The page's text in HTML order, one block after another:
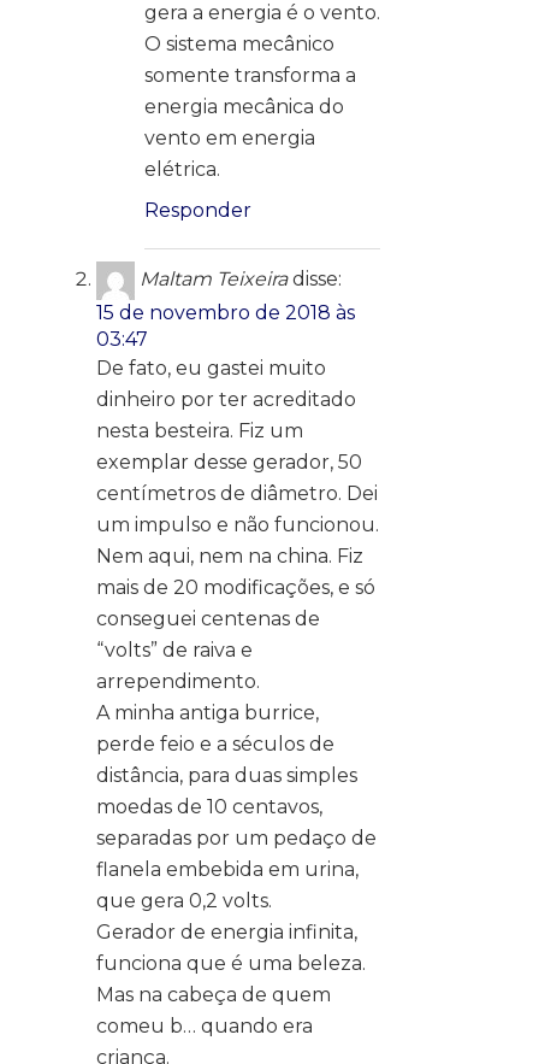
gera a energia é o vento.
O sistema mecânico
somente transforma a
energia mecânica do
vento em energia
elétrica.
Responder
Maltam Teixeira disse:
15 de novembro de 2018 às
03:47
De fato, eu gastei muito
dinheiro por ter acreditado
nesta besteira. Fiz um
exemplar desse gerador, 50
centímetros de diâmetro. Dei
um impulso e não funcionou.
Nem aqui, nem na china. Fiz
mais de 20 modificações, e só
conseguei centenas de
“volts” de raiva e
arrependimento.
A minha antiga burrice,
perde feio e a séculos de
distância, para duas simples
moedas de 10 centavos,
separadas por um pedaço de
flanela embebida em urina,
que gera 0,2 volts.
Gerador de energia infinita,
funciona que é uma beleza.
Mas na cabeça de quem
comeu b… quando era
criança.